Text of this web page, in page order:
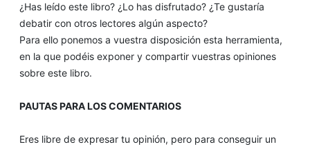
¿Has leído este libro? ¿Lo has disfrutado? ¿Te gustaría
debatir con otros lectores algún aspecto?
Para ello ponemos a vuestra disposición esta herramienta,
en la que podéis exponer y compartir vuestras opiniones
sobre este libro.
PAUTAS PARA LOS COMENTARIOS
Eres libre de expresar tu opinión, pero para conseguir un